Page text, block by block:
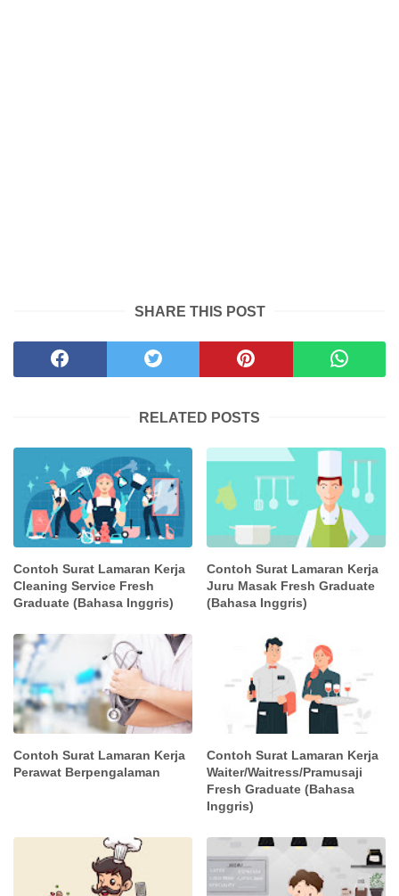
SHARE THIS POST
RELATED POSTS
Contoh Surat Lamaran Kerja
Cleaning Service Fresh
Graduate (Bahasa Inggris)
Contoh Surat Lamaran Kerja
Juru Masak Fresh Graduate
(Bahasa Inggris)
Contoh Surat Lamaran Kerja
Perawat Berpengalaman
Contoh Surat Lamaran Kerja
Waiter/Waitress/Pramusaji
Fresh Graduate (Bahasa
Inggris)